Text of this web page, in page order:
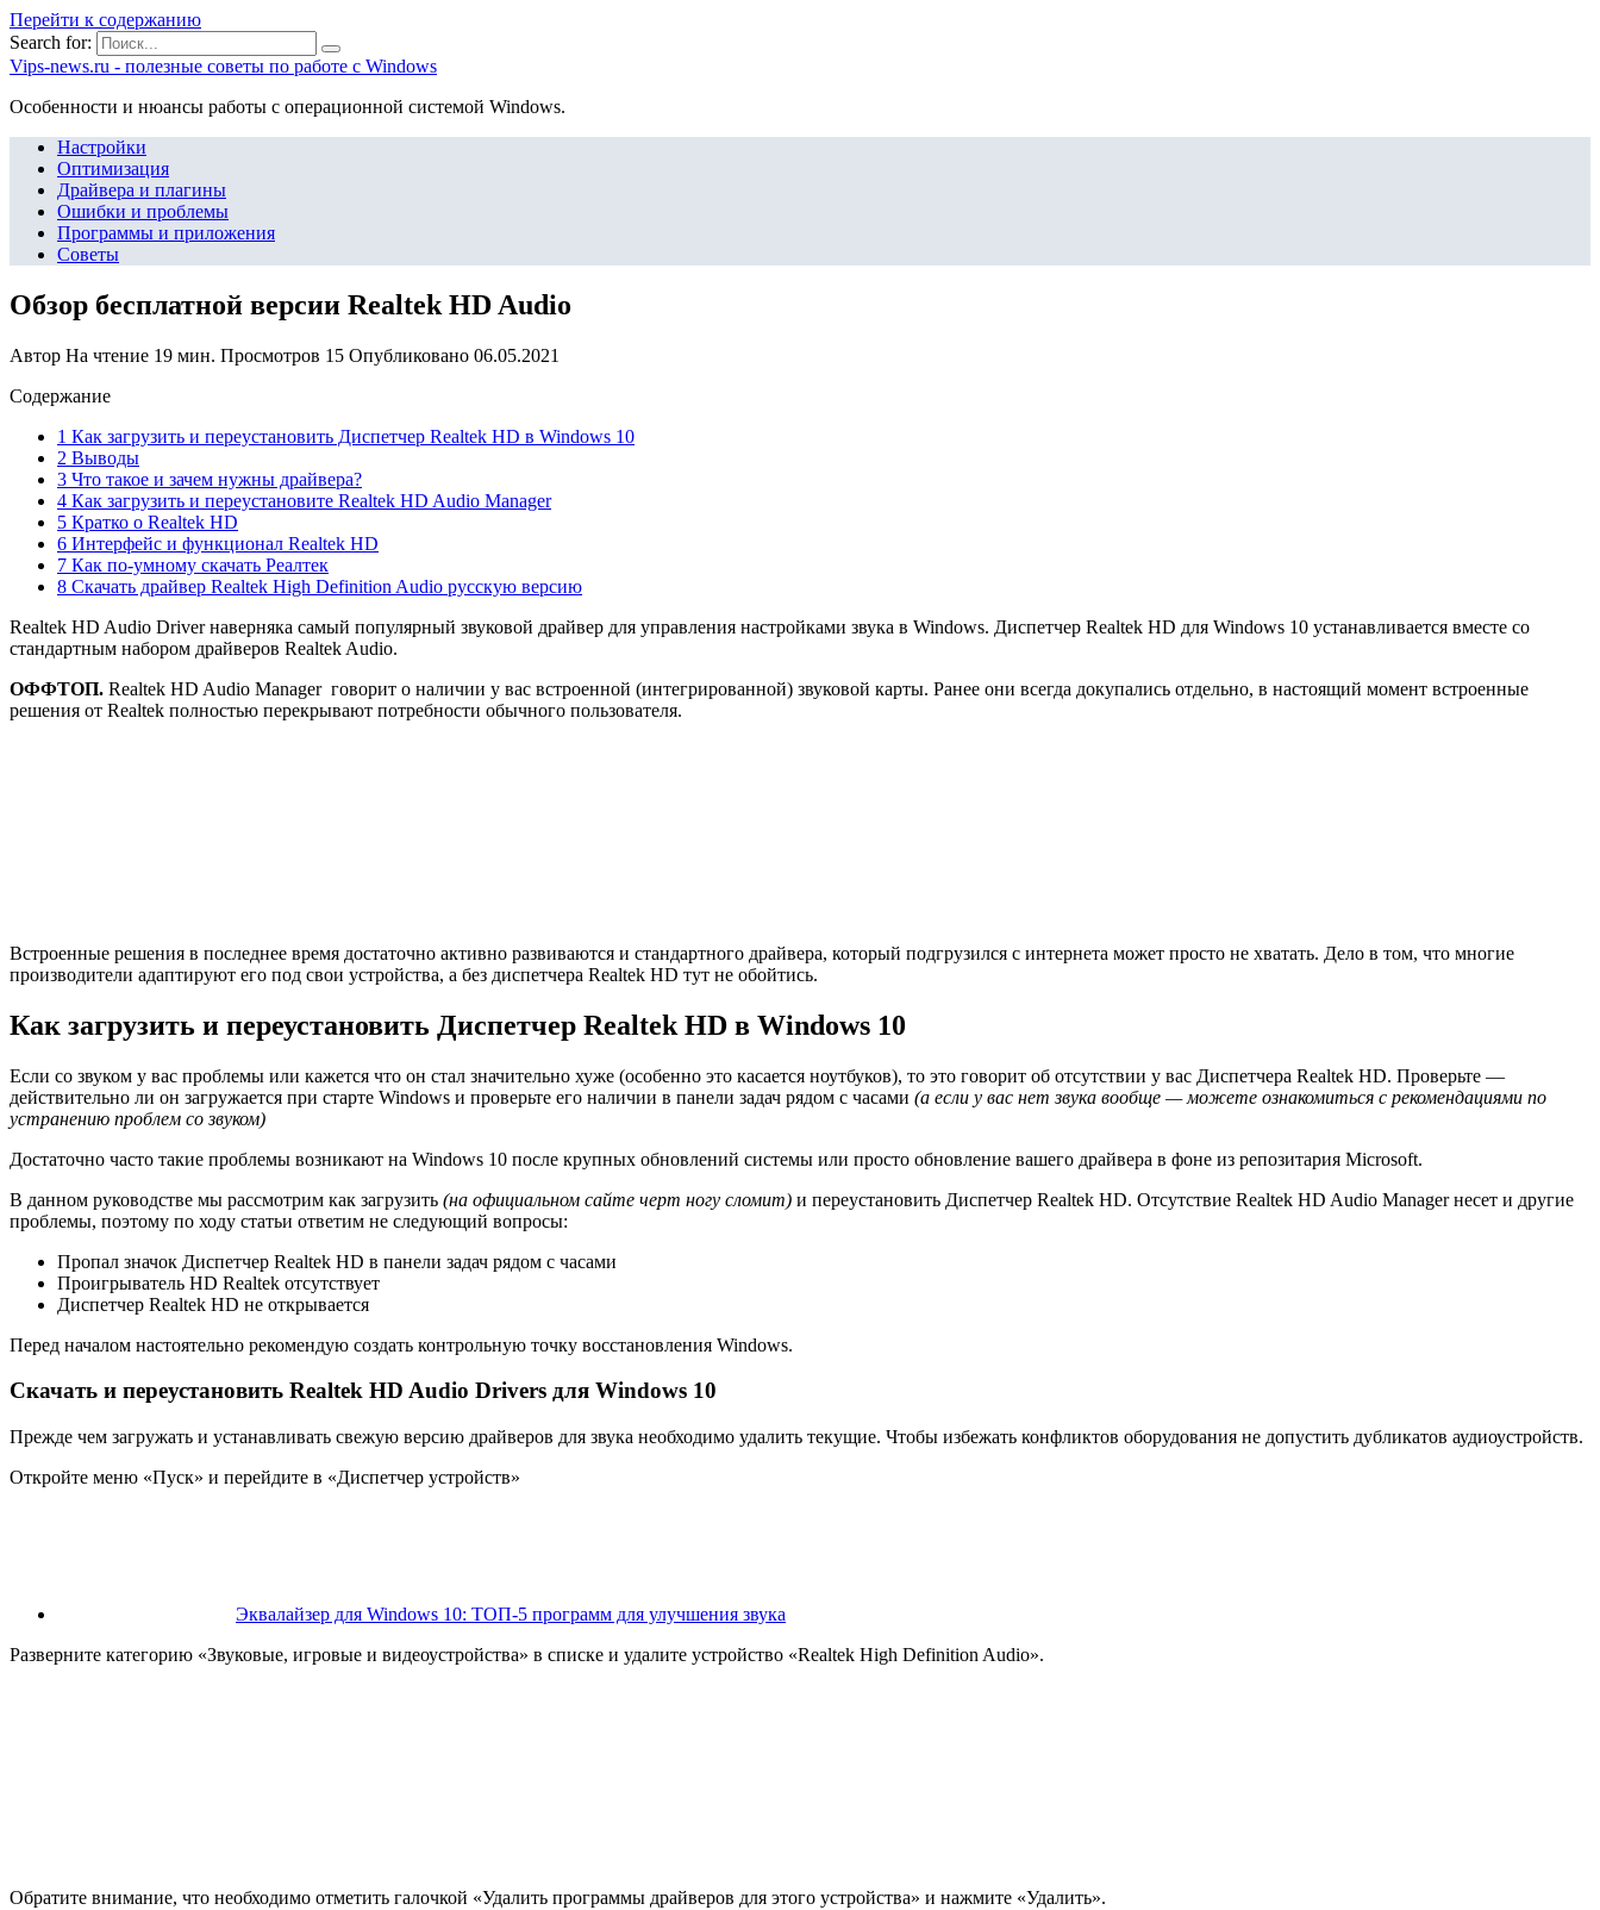
Перейти к содержанию
Search for:
Vips-news.ru - полезные советы по работе с Windows
Особенности и нюансы работы с операционной системой Windows.
Настройки
Оптимизация
Драйвера и плагины
Ошибки и проблемы
Программы и приложения
Советы
Обзор бесплатной версии Realtek HD Audio
Автор На чтение 19 мин. Просмотров 15 Опубликовано 06.05.2021
Содержание
1 Как загрузить и переустановить Диспетчер Realtek HD в Windows 10
2 Выводы
3 Что такое и зачем нужны драйвера?
4 Как загрузить и переустановите Realtek HD Audio Manager
5 Кратко о Realtek HD
6 Интерфейс и функционал Realtek HD
7 Как по-умному скачать Реалтек
8 Скачать драйвер Realtek High Definition Audio русскую версию
Realtek HD Audio Driver наверняка самый популярный звуковой драйвер для управления настройками звука в Windows. Диспетчер Realtek HD для Windows 10 устанавливается вместе со
стандартным набором драйверов Realtek Audio.
ОФФТОП. Realtek HD Audio Manager говорит о наличии у вас встроенной (интегрированной) звуковой карты. Ранее они всегда докупались отдельно, в настоящий момент встроенные
решения от Realtek полностью перекрывают потребности обычного пользователя.
Встроенные решения в последнее время достаточно активно развиваются и стандартного драйвера, который подгрузился с интернета может просто не хватать. Дело в том, что многие
производители адаптируют его под свои устройства, а без диспетчера Realtek HD тут не обойтись.
Как загрузить и переустановить Диспетчер Realtek HD в Windows 10
Если со звуком у вас проблемы или кажется что он стал значительно хуже (особенно это касается ноутбуков), то это говорит об отсутствии у вас Диспетчера Realtek HD. Проверьте —
действительно ли он загружается при старте Windows и проверьте его наличии в панели задач рядом с часами (а если у вас нет звука вообще — можете ознакомиться с рекомендациями по
устранению проблем со звуком)
Достаточно часто такие проблемы возникают на Windows 10 после крупных обновлений системы или просто обновление вашего драйвера в фоне из репозитария Microsoft.
В данном руководстве мы рассмотрим как загрузить (на официальном сайте черт ногу сломит) и переустановить Диспетчер Realtek HD. Отсутствие Realtek HD Audio Manager несет и другие
проблемы, поэтому по ходу статьи ответим не следующий вопросы:
Пропал значок Диспетчер Realtek HD в панели задач рядом с часами
Проигрыватель HD Realtek отсутствует
Диспетчер Realtek HD не открывается
Перед началом настоятельно рекомендую создать контрольную точку восстановления Windows.
Скачать и переустановить Realtek HD Audio Drivers для Windows 10
Прежде чем загружать и устанавливать свежую версию драйверов для звука необходимо удалить текущие. Чтобы избежать конфликтов оборудования не допустить дубликатов аудиоустройств.
Откройте меню «Пуск» и перейдите в «Диспетчер устройств»
Эквалайзер для Windows 10: ТОП-5 программ для улучшения звука
Разверните категорию «Звуковые, игровые и видеоустройства» в списке и удалите устройство «Realtek High Definition Audio».
Обратите внимание, что необходимо отметить галочкой «Удалить программы драйверов для этого устройства» и нажмите «Удалить».